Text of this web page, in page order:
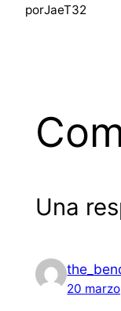
porJaeT32
Una
20